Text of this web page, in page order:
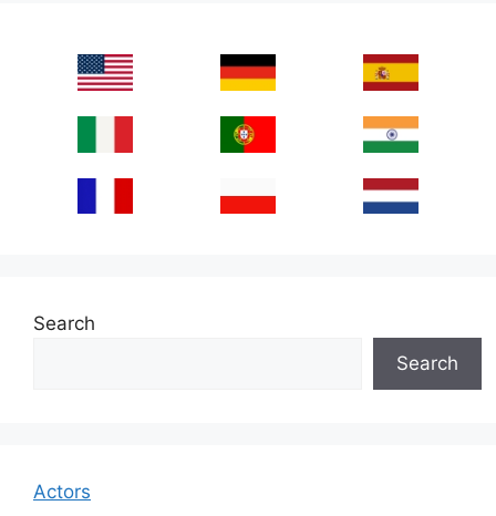
Search
Search
Actors